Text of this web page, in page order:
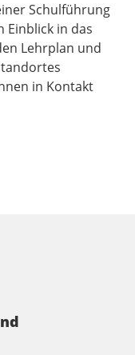
Schulführung
Einblick in das
Lehrplan und
in Kontakt